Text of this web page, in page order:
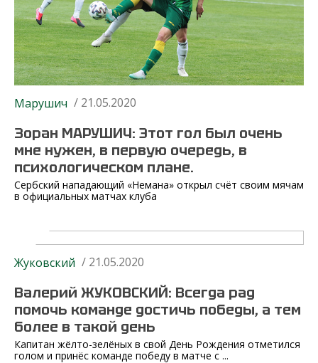
Марушич / 21.05.2020
Зоран МАРУШИЧ: Этот гол был очень
мне нужен, в первую очередь, в
психологическом плане.
Сербский нападающий «Немана» открыл счёт своим мячам
в официальных матчах клуба
Жуковский / 21.05.2020
Валерий ЖУКОВСКИЙ: Всегда рад
помочь команде достичь победы, а тем
более в такой день
Капитан жёлто-зелёных в свой День Рождения отметился
голом и принёс команде победу в матче с ...